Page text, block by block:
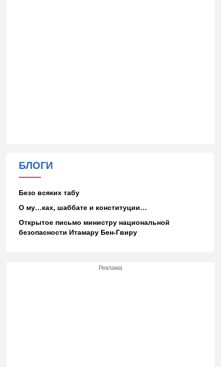
БЛОГИ
Безо всяких табу
О му…ках, шаббате и конституции…
Открытое письмо министру национальной
безопасности Итамару Бен-Гвиру
Реклама